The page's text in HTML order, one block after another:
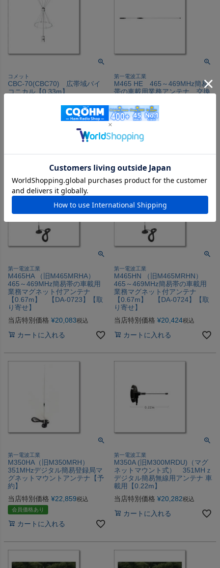
コメット
CBC-70(CBC70) 広帯域バイ
コニカル【0.33m】
メーカー希望小売価格 ¥14,300
10,725
第一電波工業
M465 HE 465～469MHz簡易
帯の車載用業務アンテナ、交換
【取り寄せ】
当店特別価格 ¥
カートに入れる
第一電波工業
M465HA （旧M465MRHA）
465～469MHz簡易帯の車載用
業務マグネット付アンテナ
【0.67m】 【DA-0723】【取
り寄せ】
当店特別価格 ¥20,083税込
カートに入れる
第一電波工業
M465HN （旧M465MRHN）
465～469MHz簡易帯の車載用
業務マグネット付アンテナ
【0.67m】 【DA-0724】【取
り寄せ】
当店特別価格 ¥20,424税込
カートに入れる
第一電波工業
M350HA（旧M350MRH）
351MHzデジタル簡易登録局マ
グネットマウントアンテナ【予
約】
当店特別価格 ¥22,859税込
会員価格あり
カートに入れる
第一電波工業
M350A (旧M300MRDU)（マグ
ネットマウント式） 351MHｚ
デジタル簡易無線用アンテナ 車
載用【0.22m】
当店特別価格 ¥20,282税込
カートに入れる